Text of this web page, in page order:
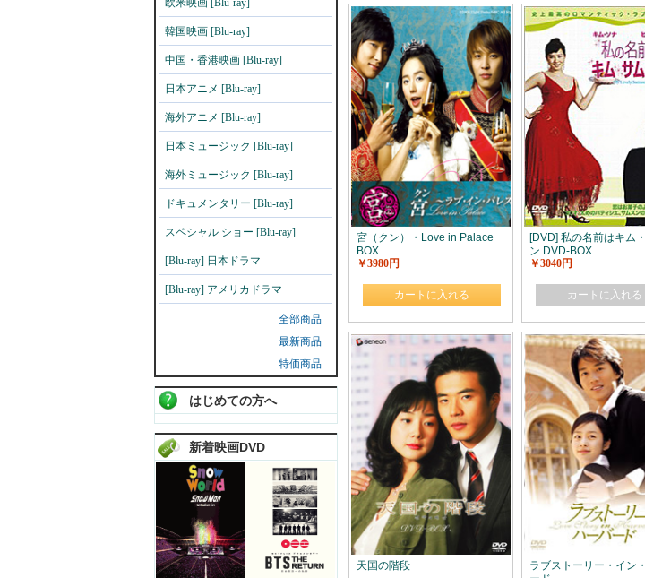
欧米映画 [Blu-ray]
韓国映画 [Blu-ray]
中国・香港映画 [Blu-ray]
日本アニメ [Blu-ray]
海外アニメ [Blu-ray]
日本ミュージック [Blu-ray]
海外ミュージック [Blu-ray]
ドキュメンタリー [Blu-ray]
スペシャル ショー [Blu-ray]
[Blu-ray] 日本ドラマ
[Blu-ray] アメリカドラマ
全部商品
最新商品
特価商品
はじめての方へ
新着映画DVD
宮（クン）・Love in Palace
BOX
￥3980円
カートに入れる
[DVD] 私の名前はキム
ン DVD-BOX
￥3040円
カートに入れる
天国の階段
ラブストーリー・イン